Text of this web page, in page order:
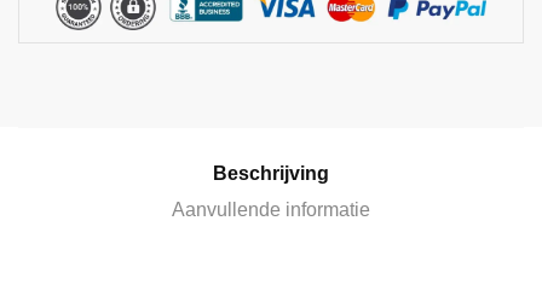
Beschrijving
Aanvullende informatie